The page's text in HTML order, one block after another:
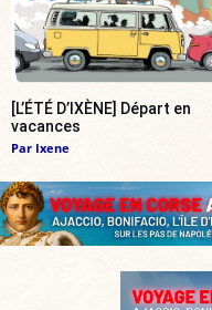
[L’ÉTÉ D’IXÈNE] Départ en
vacances
Par Ixene